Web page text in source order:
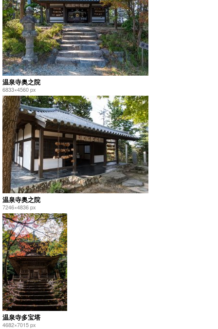
温泉寺奥之院
6833×4560 px
温泉寺奥之院
7246×4836 px
温泉寺多宝塔
4682×7015 px